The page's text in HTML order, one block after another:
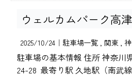
ウェルカムパーク高
2025/10/24｜ 駐車場一覧 関東
駐車場の基本情報 住所 神奈川
24-28 最寄り駅 久地駅（南武線